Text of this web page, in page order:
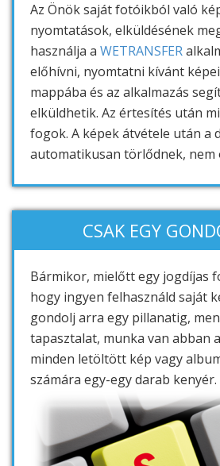
Az Önök saját fotóikból való
nyomtatások, elküldésének
használja a WETRANSFER
előhívni, nyomtatni kívánt
mappába és az alkalmazás
elküldhetik. Az értesítés után
fogok. A képek átvétele után a
automatikusan törlődnek, nem
CSAK EGY
Bármikor, mielőtt egy jogdíjas
hogy ingyen felhasználd saját
gondolj arra egy pillanatig,
tapasztalat, munka van abban
minden letöltött kép vagy
számára egy-egy darab kenyér.